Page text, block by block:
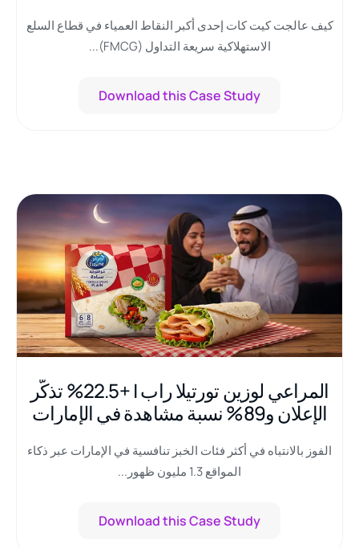
كيف عالجت كيت كات إحدى أكبر النقاط العمياء في قطاع السلع
الاستهلاكية سريعة التداول (FMCG)...
Download this Case Study
المراعي لوزين تورتيلا راب | +22.5% تذكّر
الإعلان و89% نسبة مشاهدة في الإمارات
الفوز بالانتباه في أكثر فئات الخبز تنافسية في الإمارات عبر ذكاء
المواقع 1.3 مليون ظهور...
Download this Case Study